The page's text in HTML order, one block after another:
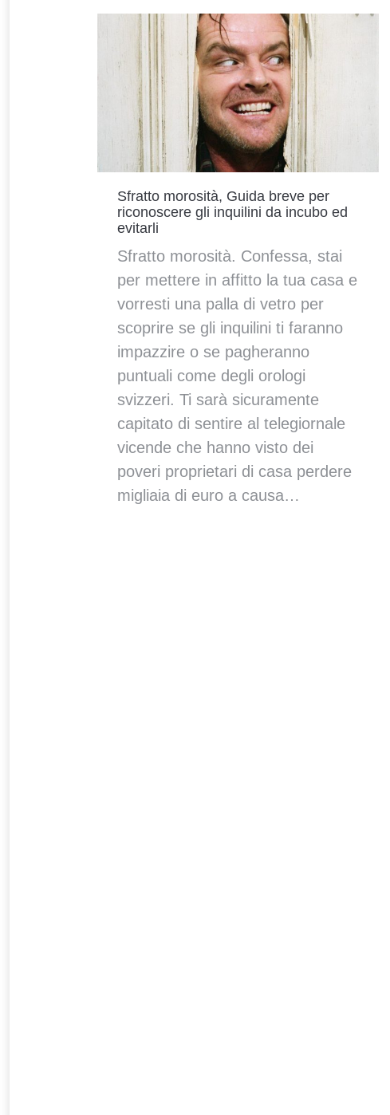
Sfratto morosità, Guida breve per
riconoscere gli inquilini da incubo ed
evitarli
Sfratto morosità. Confessa, stai
per mettere in affitto la tua casa e
vorresti una palla di vetro per
scoprire se gli inquilini ti faranno
impazzire o se pagheranno
puntuali come degli orologi
svizzeri. Ti sarà sicuramente
capitato di sentire al telegiornale
vicende che hanno visto dei
poveri proprietari di casa perdere
migliaia di euro a causa…